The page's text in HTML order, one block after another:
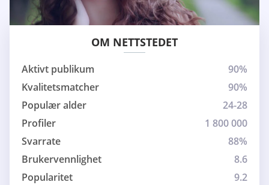
OM NETTSTEDET
Aktivt publikum
90%
Kvalitetsmatcher
90%
Populær alder
24-28
Profiler
1 800 000
Svarrate
88%
Brukervennlighet
8.6
Popularitet
9.2